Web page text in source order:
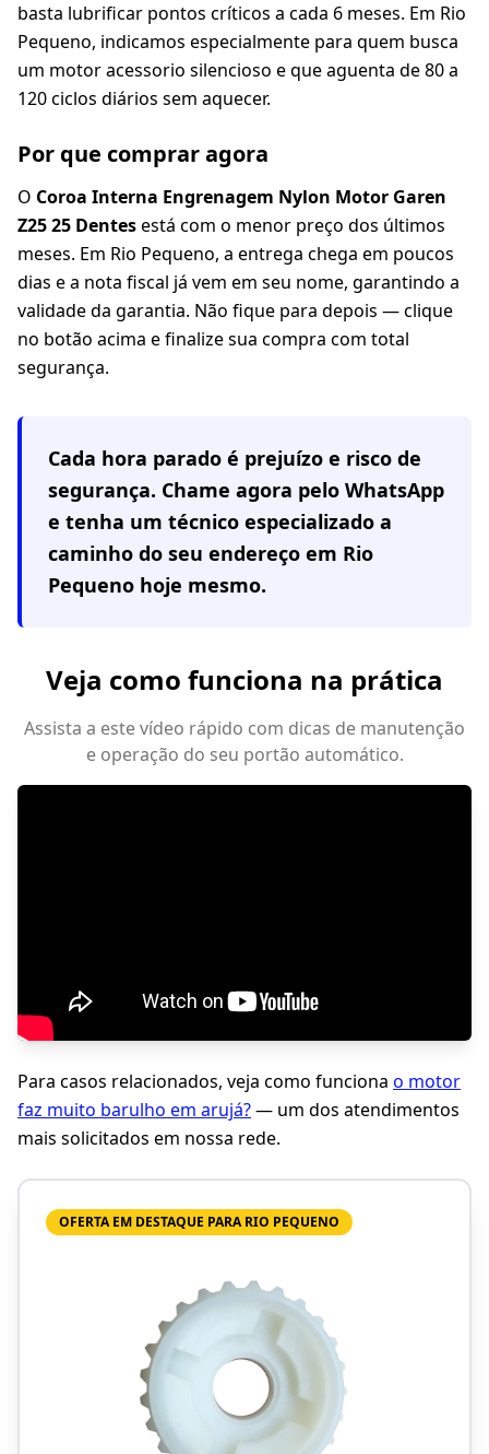
basta lubrificar pontos críticos a cada 6 meses. Em Rio
Pequeno, indicamos especialmente para quem busca
um motor acessorio silencioso e que aguenta de 80 a
120 ciclos diários sem aquecer.
Por que comprar agora
O Coroa Interna Engrenagem Nylon Motor Garen
Z25 25 Dentesestá com o menor preço dos últimos
meses. Em Rio Pequeno, a entrega chega em poucos
dias e a nota fiscal já vem em seu nome, garantindo a
validade da garantia. Não fique para depois — clique
no botão acima e finalize sua compra com total
segurança.
Cada hora parado é prejuízo e risco de
segurança. Chame agora pelo WhatsApp
e tenha um técnico especializado a
caminho do seu endereço em Rio
Pequeno hoje mesmo.
Veja como funciona na prática
Assista a este vídeo rápido com dicas de manutenção
e operação do seu portão automático.
Para casos relacionados, veja como funciona o motor
faz muito barulho em arujá?— um dos atendimentos
mais solicitados em nossa rede.
OFERTA EM DESTAQUE PARA RIO PEQUENO